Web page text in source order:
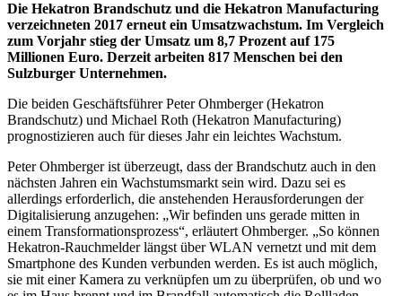
Die Hekatron Brandschutz und die Hekatron Manufacturing
verzeichneten 2017 erneut ein Umsatzwachstum. Im Vergleich
zum Vorjahr stieg der Umsatz um 8,7 Prozent auf 175
Millionen Euro. Derzeit arbeiten 817 Menschen bei den
Sulzburger Unternehmen.
Die beiden Geschäftsführer Peter Ohmberger (Hekatron
Brandschutz) und Michael Roth (Hekatron Manufacturing)
prognostizieren auch für dieses Jahr ein leichtes Wachstum.
Peter Ohmberger ist überzeugt, dass der Brandschutz auch in den
nächsten Jahren ein Wachstumsmarkt sein wird. Dazu sei es
allerdings erforderlich, die anstehenden Herausforderungen der
Digitalisierung anzugehen: „Wir befinden uns gerade mitten in
einem Transformationsprozess“, erläutert Ohmberger. „So können
Hekatron-Rauchmelder längst über WLAN vernetzt und mit dem
Smartphone des Kunden verbunden werden. Es ist auch möglich,
sie mit einer Kamera zu verknüpfen um zu überprüfen, ob und wo